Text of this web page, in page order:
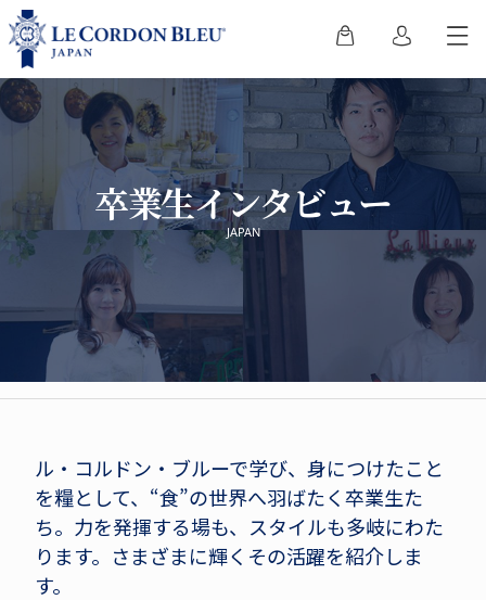
卒業生インタビュー
JAPAN
ル・コルドン・ブルーで学び、身につけたこと
を糧として、“食”の世界へ羽ばたく卒業生た
ち。力を発揮する場も、スタイルも多岐にわた
ります。さまざまに輝くその活躍を紹介しま
す。